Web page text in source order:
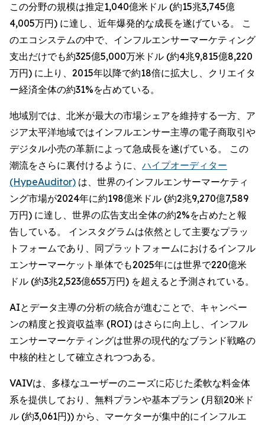
この分野の規模は推定1,040億米ドル (約15兆3,745億
4,005万円) に達し、近年爆発的な成長を遂げている。 こ
のエコシステムの中で、インフルエンサーマーケティング
支出だけでも約325億5,000万米ドル (約4兆9,815億8,220
万円) に上り、2015年以降で約18倍に拡大し、クリエイタ
ー経済全体の約31%を占めている。
地域別では、北米が最大の市場シェアを維持する一方、ア
ジア太平洋地域ではインフルエンサー主導の電子商取引や
デジタル小売の革新によって急成長を遂げている。 この
潮流をさらに裏付けるように、 ハイプオーディター
(HypeAuditor) は、世界のインフルエンサーマーケティ
ング市場が2024年に約198億米ドル (約2兆9,270億7,589
万円) に達し、世界の広告支出全体の約2%を占めたと報
告している。 インスタグラムは依然として主要なプラッ
トフォームであり、同プラットフォームにおけるインフル
エンサーマーケット単体でも2025年には世界で220億米
ドル (約3兆2,523億655万円) を超えると予測されている。
AIとデータ主導の分析の統合が進むことで、キャンペー
ンの精度と投資収益率 (ROI) はさらに向上し、インフル
エンサーマーケティングは世界の現代的なブランド戦略の
中核的柱として確立されつつある。
VAIVは、多様なユーザーのニーズに応じた柔軟な料金体
系を提供しており、無料プランや基本プラン (月額20米ド
ル (約3,061円)) から、マーケターが集中的にインフルエ